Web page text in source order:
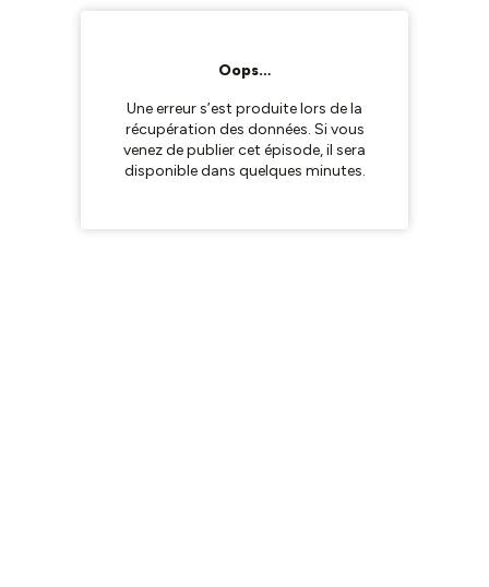
Oops…
Une erreur s’est produite lors de la
récupération des données. Si vous
venez de publier cet épisode, il sera
disponible dans quelques minutes.